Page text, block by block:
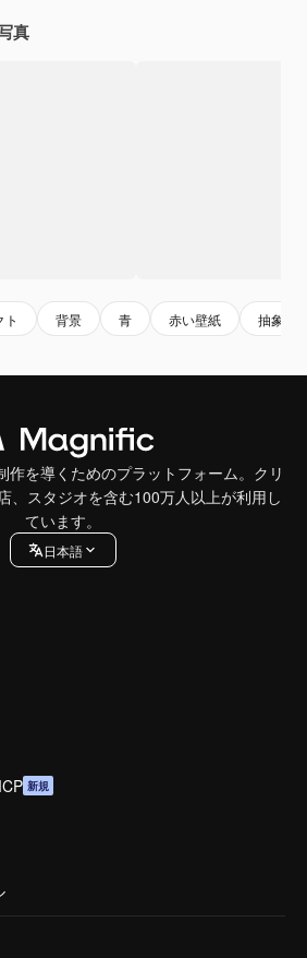
真
背景 青 赤い壁紙 抽象的
作を導くためのプラットフォーム。クリ
、スタジオを含む100万人以上が利用し
ています。
日本語
新規